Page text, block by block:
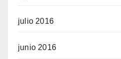
julio 2016
junio 2016